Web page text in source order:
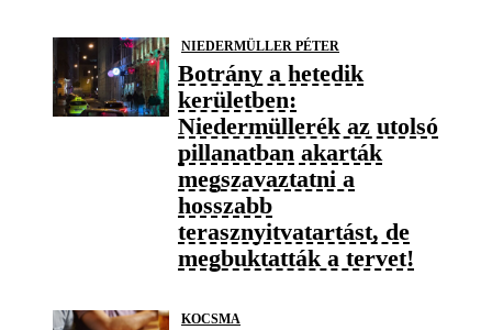
NIEDERMÜLLER PÉTER
Botrány a hetedik
kerületben:
Niedermüllerék az utolsó
pillanatban akarták
megszavaztatni a
hosszabb
terasznyitvatartást, de
megbuktatták a tervet!
KOCSMA